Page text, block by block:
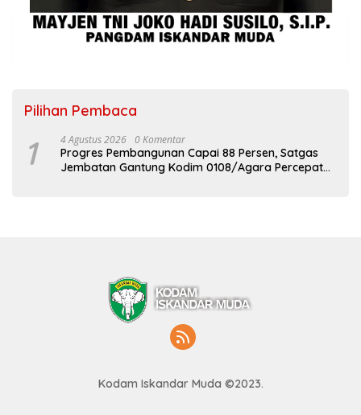
Pilihan Pembaca
1 4 Agustus 2026 0 Komentar
Progres Pembangunan Capai 88 Persen, Satgas
Jembatan Gantung Kodim 0108/Agara Percepat
Kodam Iskandar Muda ©2023.